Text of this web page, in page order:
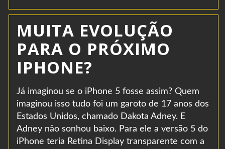
MUITA EVOLUÇÃO
PARA O PRÓXIMO
IPHONE?
Já imaginou se o iPhone 5 fosse assim? Quem
imaginou isso tudo foi um garoto de 17 anos dos
Estados Unidos, chamado Dakota Adney. E
Adney não sonhou baixo. Para ele a versão 5 do
iPhone teria Retina Display transparente com a